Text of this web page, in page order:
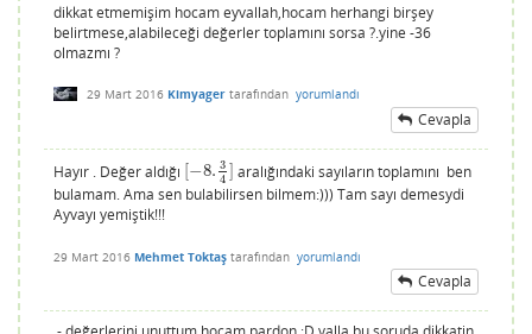
dikkat etmemişim hocam eyvallah,hocam herhangi birşey
belirtmese,alabileceği değerler toplamını sorsa ?.yine -36
olmazmı ?
29 Mart 2016 Kimyager tarafından yorumlandı
Cevapla
Hayır . Değer aldığı [−8. 3
4 ]
−8.34] aralığındaki sayıların toplamını ben
bulamam. Ama sen bulabilirsen bilmem:))) Tam sayı demesydi
Ayvayı yemiştik!!!
29 Mart 2016 Mehmet Toktaş tarafından yorumlandı
Cevapla